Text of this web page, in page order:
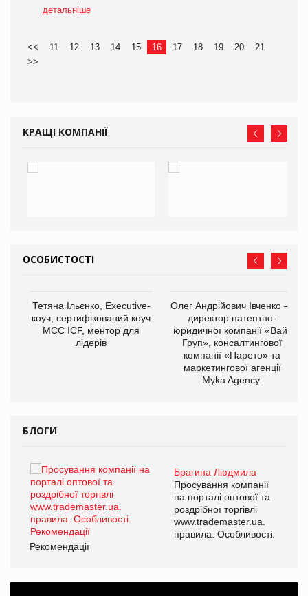
детальніше
<< 11 12 13 14 15 16 17 18 19 20
21
>>
КРАЩІ КОМПАНІЇ
ОСОБИСТОСТІ
Тетяна Ільєнко, Executive-
коуч, сертифікований коуч
МСС ICF, ментор для
лідерів
Олег Андрійович Івченко —
директор патентно-
юридичної компанії «Вайз
Груп», консалтингової
компанії «Парето» та
маркетингової агенції
Myka Agency.
БЛОГИ
Брагина Людмила
Просування компанії
на порталі оптової та
роздрібної торгівлі
www.trademaster.ua.
правила. Особливості.
Рекомендації